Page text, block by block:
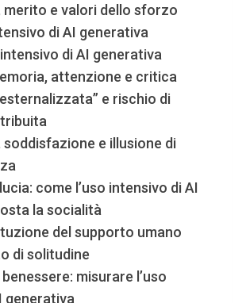
merito e valori dello sforzo
di AI generativa
di AI generativa
attenzione e critica
e rischio di
e illusione di
come l’uso intensivo di AI
la socialità
del supporto umano
di solitudine
misurare l’uso
generativa